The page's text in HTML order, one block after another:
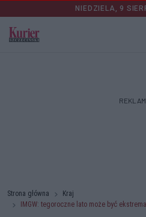
NIEDZIELA, 9
Strona główna
Kraj
IMGW: tegoroczne lato może być